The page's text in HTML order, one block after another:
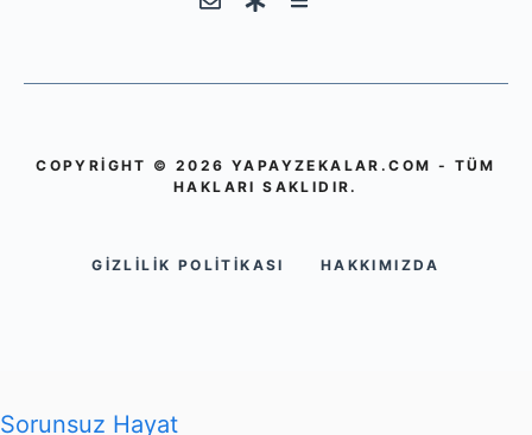
COPYRIGHT © 2026 YAPAYZEKALAR.COM - TÜM
HAKLARI SAKLIDIR.
GIZLILIK POLITIKASI HAKKIMIZDA
Sorunsuz Hayat